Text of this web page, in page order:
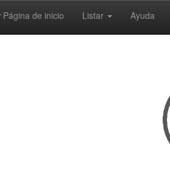
Página de inicio Listar Ayuda